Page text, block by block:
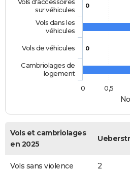
0
0
sur véhicules
Vols dans les
véhicules
Vols de véhicules
Cambriolages de
logement
0
0,5
Vols et cambriolages
en 2025
Vols sans violence
2